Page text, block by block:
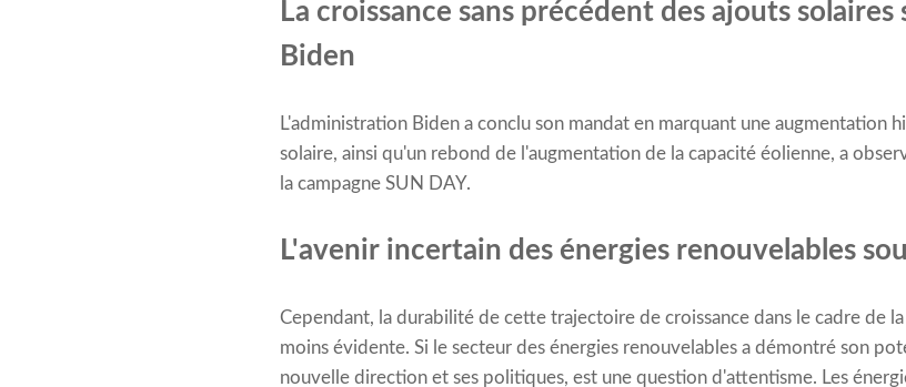
La croissance sans précédent des ajouts
Biden
L'administration Biden a conclu son mandat en marquant une augmentation
solaire, ainsi qu'un rebond de l'augmentation de la capacité éolienne, a
la campagne SUN DAY.
L'avenir incertain des énergies renouvelables
Cependant, la durabilité de cette trajectoire de croissance dans le cadre de
moins évidente. Si le secteur des énergies renouvelables a démontré son
nouvelle direction et ses politiques, est une question d'attentisme. Les